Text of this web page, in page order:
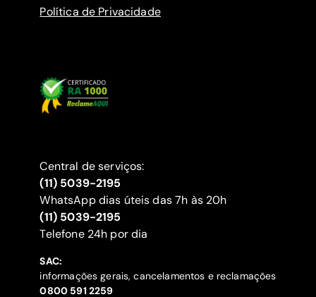
Política de Privacidade
Central de serviços:
(11) 5039-2195
WhatsApp dias úteis das 7h às 20h
(11) 5039-2195
‍Telefone 24h por dia
SAC:
informações gerais, cancelamentos e reclamações
‍0800 591 2259